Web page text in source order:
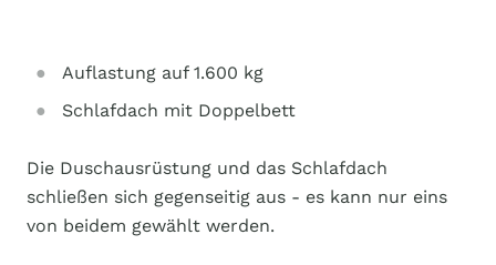
Auflastung auf 1.600 kg
Schlafdach mit Doppelbett
Die Duschausrüstung und das Schlafdach
schließen sich gegenseitig aus - es kann nur eins
von beidem gewählt werden.